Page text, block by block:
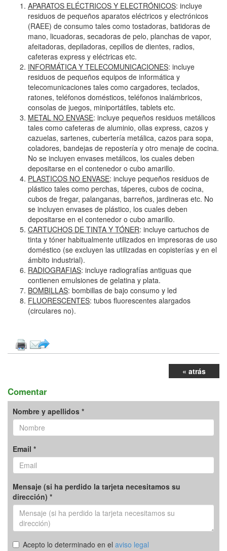
APARATOS ELÉCTRICOS Y ELECTRÓNICOS: incluye
residuos de pequeños aparatos eléctricos y electrónicos
(RAEE) de consumo tales como tostadoras, batidoras de
mano, licuadoras, secadoras de pelo, planchas de vapor,
afeitadoras, depiladoras, cepillos de dientes, radios,
cafeteras express y eléctricas etc.
INFORMÁTICA Y TELECOMUNICACIONES: incluye
residuos de pequeños equipos de informática y
telecomunicaciones tales como cargadores, teclados,
ratones, teléfonos domésticos, teléfonos inalámbricos,
consolas de juegos, miniportátiles, tablets etc.
METAL NO ENVASE: incluye pequeños residuos metálicos
tales como cafeteras de aluminio, ollas express, cazos y
cazuelas, sartenes, cubertería metálica, cazos para sopa,
coladores, bandejas de repostería y otro menaje de cocina.
No se incluyen envases metálicos, los cuales deben
depositarse en el contenedor o cubo amarillo.
PLASTICOS NO ENVASE: incluye pequeños residuos de
plástico tales como perchas, táperes, cubos de cocina,
cubos de fregar, palanganas, barreños, jardineras etc. No
se incluyen envases de plástico, los cuales deben
depositarse en el contenedor o cubo amarillo.
CARTUCHOS DE TINTA Y TÓNER: incluye cartuchos de
tinta y tóner habitualmente utilizados en impresoras de uso
doméstico (se excluyen las utilizadas en copisterías y en el
ámbito industrial).
RADIOGRAFIAS: incluye radiografías antiguas que
contienen emulsiones de gelatina y plata.
BOMBILLAS: bombillas de bajo consumo y led
FLUORESCENTES: tubos fluorescentes alargados
(circulares no).
« atrás
Comentar
Nombre y apellidos *
Email *
Mensaje (si ha perdido la tarjeta necesitamos su
dirección) *
Acepto lo determinado en el aviso legal